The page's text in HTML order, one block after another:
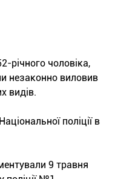
річного чоловіка,
незаконно виловив
видів.
поліції в
9 травня